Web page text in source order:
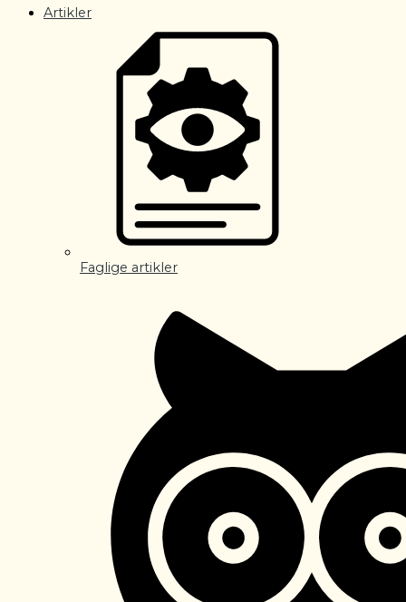
Artikler
Faglige artikler